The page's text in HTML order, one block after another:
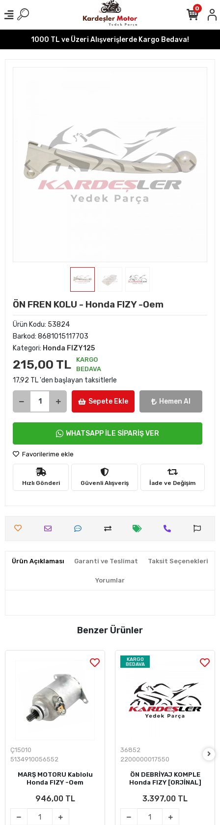
1000 TL ve Üzeri Alışverişlerde Kargo Bedava!
0
ÖN FREN KOLU - Honda FIZY -Oem
Ürün Kodu: 53824
Barkod: 8681015117703
Kategori: Honda FIZY125
215,00 TL
KARGO
BEDAVA
17,92 TL 'den başlayan taksitlerle
Sepete Ekle Hemen Al
WHATSAPP İLE SİPARİŞ VER
Favorilerime ekle
Hızlı Gönderi Güvenli Alışveriş İade ve Değişim
Ürün Açıklaması Garanti ve Teslimat Taksit Seçenekleri
Yorumlar
Benzer Ürünler
Ç15010
5134910056552
MARŞ MOTORU Kablolu
Honda FIZY -Oem
946,00 TL
KARGO
BEDAVA
36852
2200000017550
ÖN DEBRİYAJ KOMPLE
Honda FIZY [ORJİNAL]
3.397,00 TL